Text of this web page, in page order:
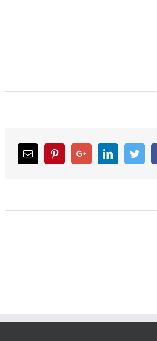
Facebook
Twitter
LinkedIn
Google+
Pinterest
Email